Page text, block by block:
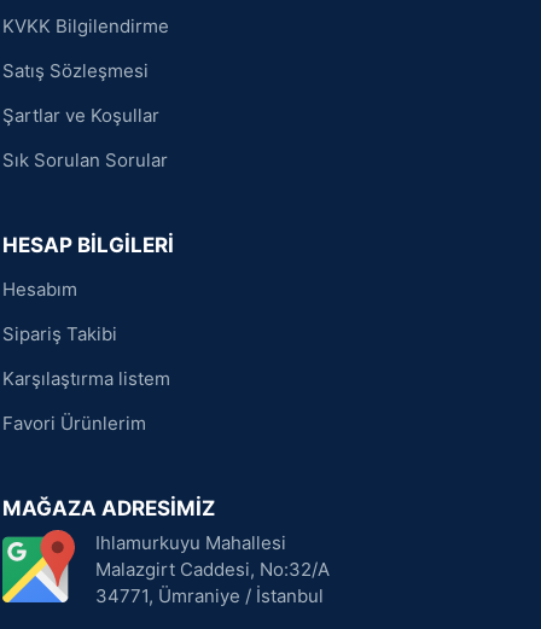
KVKK Bilgilendirme
Satış Sözleşmesi
Şartlar ve Koşullar
Sık Sorulan Sorular
HESAP BİLGİLERİ
Hesabım
Sipariş Takibi
Karşılaştırma listem
Favori Ürünlerim
MAĞAZA ADRESİMİZ
Ihlamurkuyu Mahallesi
Malazgirt Caddesi, No:32/A
34771, Ümraniye / İstanbul